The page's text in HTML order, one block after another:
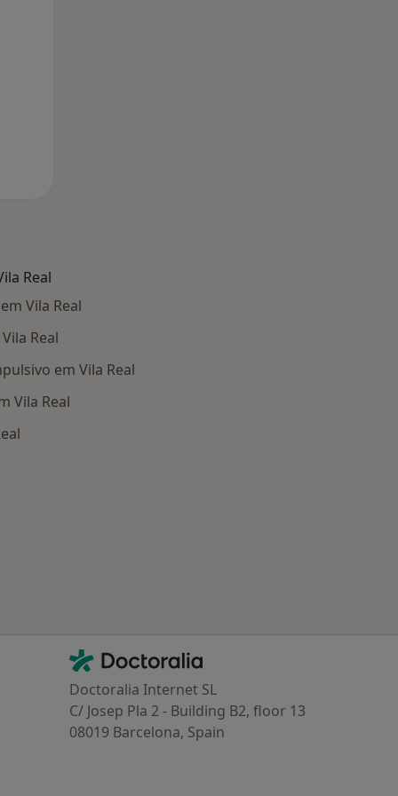
Real
Vila Real
Real
em Vila Real
Vila Real
Contacto
Doctoralia - Homepage
Doctoralia Internet SL
C/ Josep Pla 2 - Building B2, floor 13
08019 Barcelona, Spain